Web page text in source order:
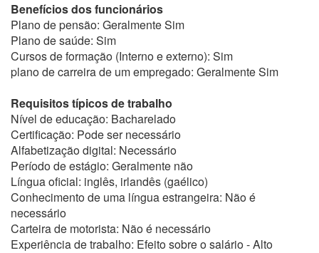
Benefícios dos funcionários
Plano de pensão: Geralmente Sim
Plano de saúde: Sim
Cursos de formação (Interno e externo): Sim
plano de carreira de um empregado: Geralmente Sim
Requisitos típicos de trabalho
Nível de educação: Bacharelado
Certificação: Pode ser necessário
Alfabetização digital: Necessário
Período de estágio: Geralmente não
Língua oficial: inglês, irlandês (gaélico)
Conhecimento de uma língua estrangeira: Não é
necessário
Carteira de motorista: Não é necessário
Experiência de trabalho: Efeito sobre o salário - Alto